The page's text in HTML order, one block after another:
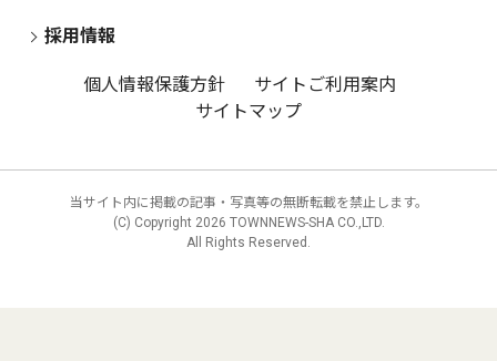
採用情報
個人情報保護方針
サイトご利用案内
サイトマップ
当サイト内に掲載の記事・写真等の無断転載を禁止します。
(C) Copyright 2026 TOWNNEWS-SHA CO.,LTD.
All Rights Reserved.